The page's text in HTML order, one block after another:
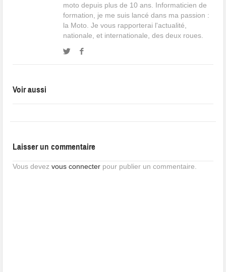
moto depuis plus de 10 ans. Informaticien de
formation, je me suis lancé dans ma passion :
la Moto. Je vous rapporterai l'actualité,
nationale, et internationale, des deux roues.
Voir aussi
Laisser un commentaire
Vous devezvous connecter pour publier un commentaire.